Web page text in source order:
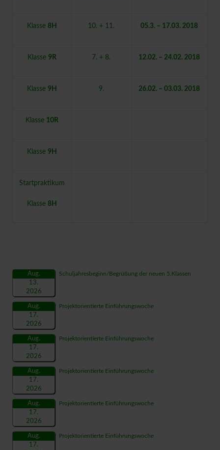
Klasse 8H 10. + 11. 05.3. – 17.03. 2018
Klasse 9R 7. + 8. 12.02. – 24.02. 2018
Klasse 9H 9. 26.02. – 03.03. 2018
Klasse 10R
Klasse 9H
Startpraktikum
Klasse 8H
Aug.
13.
2026
Schuljahresbeginn/Begrüßung der neuen 5.Klassen
Aug.
17.
2026
Projektorientierte Einführungswoche
Aug.
17.
2026
Projektorientierte Einführungswoche
Aug.
17.
2026
Projektorientierte Einführungswoche
Aug.
17.
2026
Projektorientierte Einführungswoche
Aug.
17.
Projektorientierte Einführungswoche